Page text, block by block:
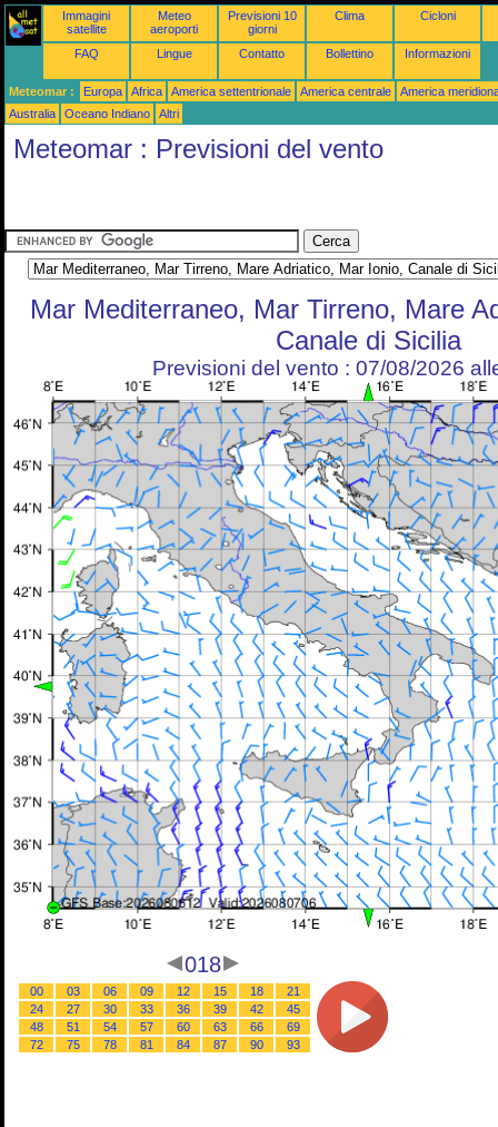
Immagini
satellite
Meteo
aeroporti
Previsioni 10
giorni
Clima Cicloni
FAQ Lingue Contatto Bollettino Informazioni
Meteomar : Europa Africa America settentrionale America centrale
America
Australia
Oceano Indiano Altri
Meteomar : Previsioni del vento
Mar Mediterraneo, Mar Tirreno, Mare
Canale di Sicilia
Previsioni del vento : 07/08/2026
018
00 03 06 09 12 15 18
21
24
27 30 33 36 39 42
45
48
51 54 57 60 63 66
69
72
75 78 81 84 87 90 93